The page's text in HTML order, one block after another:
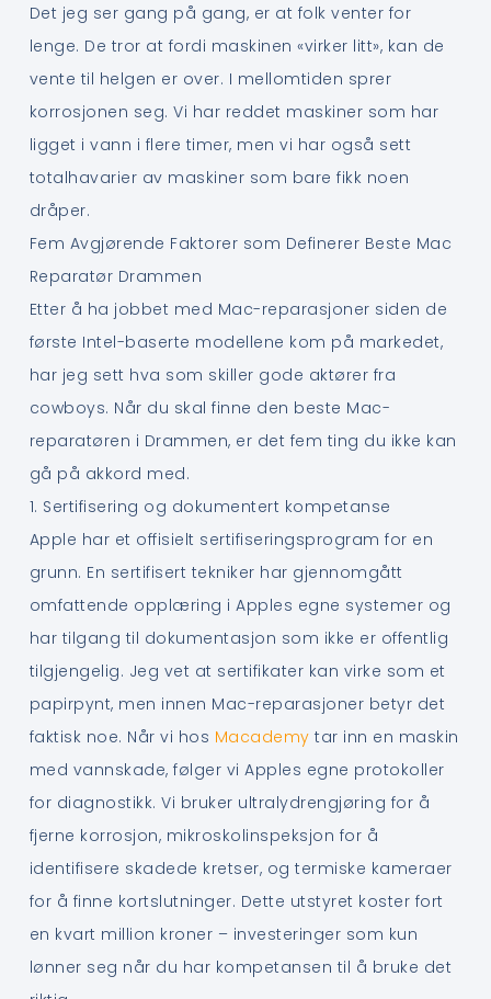
Det jeg ser gang på gang, er at folk venter for
lenge. De tror at fordi maskinen «virker litt», kan de
vente til helgen er over. I mellomtiden sprer
korrosjonen seg. Vi har reddet maskiner som har
ligget i vann i flere timer, men vi har også sett
totalhavarier av maskiner som bare fikk noen
dråper.
Fem Avgjørende Faktorer som Definerer Beste Mac
Reparatør Drammen
Etter å ha jobbet med Mac-reparasjoner siden de
første Intel-baserte modellene kom på markedet,
har jeg sett hva som skiller gode aktører fra
cowboys. Når du skal finne den beste Mac-
reparatøren i Drammen, er det fem ting du ikke kan
gå på akkord med.
1. Sertifisering og dokumentert kompetanse
Apple har et offisielt sertifiseringsprogram for en
grunn. En sertifisert tekniker har gjennomgått
omfattende opplæring i Apples egne systemer og
har tilgang til dokumentasjon som ikke er offentlig
tilgjengelig. Jeg vet at sertifikater kan virke som et
papirpynt, men innen Mac-reparasjoner betyr det
faktisk noe. Når vi hos Macademy tar inn en maskin
med vannskade, følger vi Apples egne protokoller
for diagnostikk. Vi bruker ultralydrengjøring for å
fjerne korrosjon, mikroskolinspeksjon for å
identifisere skadede kretser, og termiske kameraer
for å finne kortslutninger. Dette utstyret koster fort
en kvart million kroner – investeringer som kun
lønner seg når du har kompetansen til å bruke det